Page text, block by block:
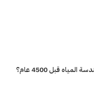
قبل 4500 عام؟